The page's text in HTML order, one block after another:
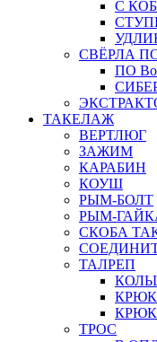
С
СВЁРЛА
ПО
ТАКЕЛАЖ
ВЕРТЛЮГ
ЗАЖИМ
КАРАБИН
КОУШ
РЫМ-БОЛТ
РЫМ-
СКОБА
ТАЛРЕП
ТРОС